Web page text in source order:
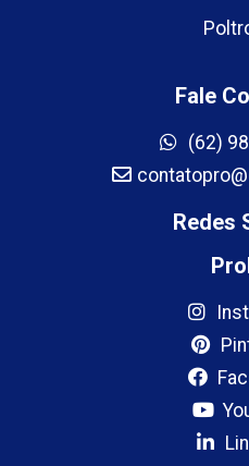
Fale
(62)
Redes